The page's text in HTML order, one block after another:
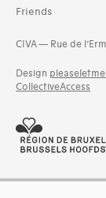
Friends
CIVA — Rue de
Design
CollectiveAccess